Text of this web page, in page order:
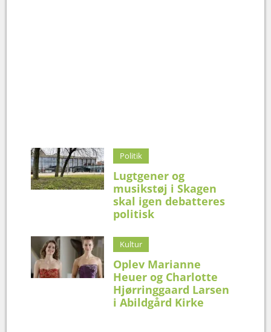
Politik
Lugtgener og
musikstøj i Skagen
skal igen debatteres
politisk
Kultur
Oplev Marianne
Heuer og Charlotte
Hjørringgaard Larsen
i Abildgård Kirke